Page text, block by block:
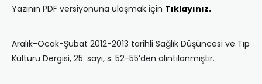
Yazının PDF versiyonuna ulaşmak için Tıklayınız.
Aralık-Ocak-Şubat 2012-2013 tarihli Sağlık Düşüncesi ve Tıp
Kültürü Dergisi, 25. sayı, s: 52-55’den alıntılanmıştır.